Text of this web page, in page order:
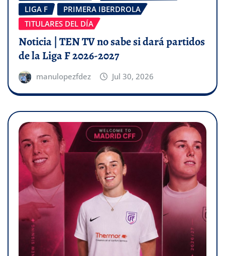
LIGA F
PRIMERA IBERDROLA
TITULARES DEL DÍA
Noticia | TEN TV no sabe si dará partidos
de la Liga F 2026-2027
manulopezfdez Jul 30, 2026